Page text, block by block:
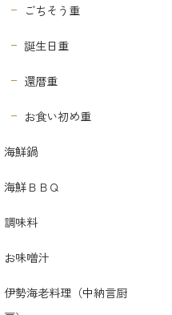
ごちそう重
誕生日重
還暦重
お食い初め重
海鮮鍋
海鮮ＢＢＱ
調味料
お味噌汁
伊勢海老料理（中納言厨